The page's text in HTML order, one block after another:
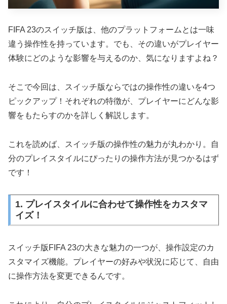
FIFA 23のスイッチ版は、他のプラットフォームとは一味
違う操作性を持っています。でも、その違いがプレイヤー
体験にどのような影響を与えるのか、気になりますよね？
そこで今回は、スイッチ版ならではの操作性の違いを4つ
ピックアップ！それぞれの特徴が、プレイヤーにどんな影
響をもたらすのかを詳しく解説します。
これを読めば、スイッチ版の操作性の魅力が丸わかり。自
分のプレイスタイルにぴったりの操作方法が見つかるはず
です！
1. プレイスタイルに合わせて操作性をカスタマ
イズ！
スイッチ版FIFA 23の大きな魅力の一つが、操作設定のカ
スタマイズ機能。プレイヤーの好みや状況に応じて、自由
に操作方法を変更できるんです。